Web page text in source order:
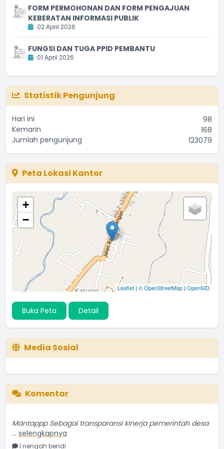
FORM PERMOHONAN DAN FORM PENGAJUAN
KEBERATAN INFORMASI PUBLIK
02 April 2026
FUNGSI DAN TUGA PPID PEMBANTU
01 April 2026
Statistik Pengunjung
Hari ini
98
Kemarin
168
Jumlah pengunjung
123079
Peta Lokasi Kantor
+
−
Leaflet | © OpenStreetMap | OpenSID
Buka Peta Detail
Media Sosial
Komentar
...selengkapnya
I nengah bendi